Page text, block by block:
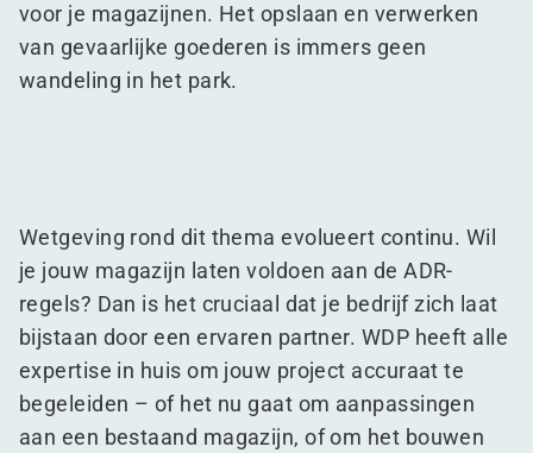
voor je magazijnen. Het opslaan en verwerken
van gevaarlijke goederen is immers geen
wandeling in het park.
Wetgeving rond dit thema evolueert continu. Wil
je jouw magazijn laten voldoen aan de ADR-
regels? Dan is het cruciaal dat je bedrijf zich laat
bijstaan door een ervaren partner. WDP heeft alle
expertise in huis om jouw project accuraat te
begeleiden – of het nu gaat om aanpassingen
aan een bestaand magazijn, of om het bouwen